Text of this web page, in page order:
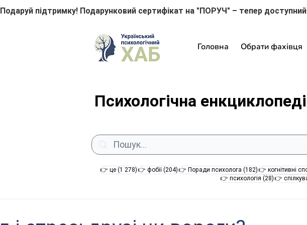
Подаруй підтримку! Подарунковий сертифікат на "ПОРУЧ" – тепер
Головна Обрати фахівця
Психологічна
👉 це (1 278)1 278 постів
👉 фобії (204)204 пости
👉 Поради психолога (182)182 пости
👉 когнітивні
👉 психологія (28)28 постів
👉